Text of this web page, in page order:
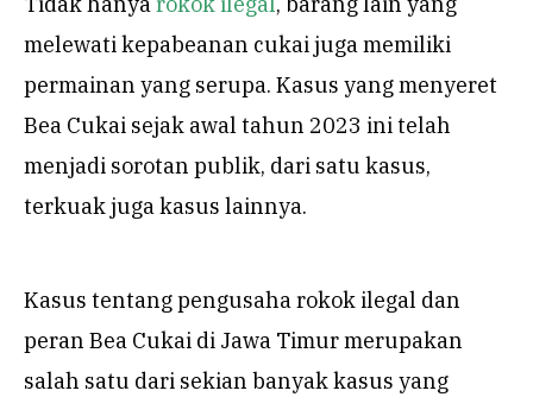
melewati kepabeanan cukai juga memiliki
permainan yang serupa. Kasus yang menyeret
Bea Cukai sejak awal tahun 2023 ini telah
menjadi sorotan publik, dari satu kasus,
terkuak juga kasus lainnya.
Kasus tentang pengusaha rokok ilegal dan
peran Bea Cukai di Jawa Timur merupakan
salah satu dari sekian banyak kasus yang